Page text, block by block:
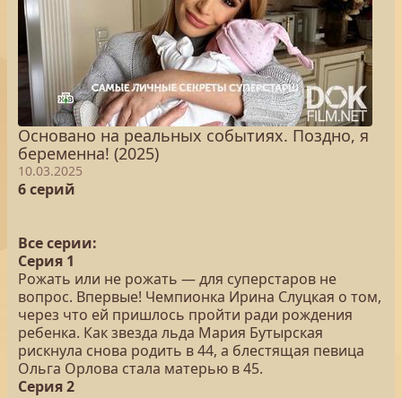
Основано на реальных событиях. Поздно, я
беременна! (2025)
10.03.2025
6 серий
Все серии:
Серия 1
Рожать или не рожать — для суперстаров не
вопрос. Впервые! Чемпионка Ирина Слуцкая о том,
через что ей пришлось пройти ради рождения
ребенка. Как звезда льда Мария Бутырская
рискнула снова родить в 44, а блестящая певица
Ольга Орлова стала матерью в 45.
Серия 2